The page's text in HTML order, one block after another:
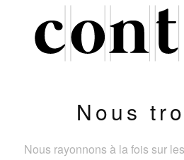
Nous
Nous rayonnons à la fois sur